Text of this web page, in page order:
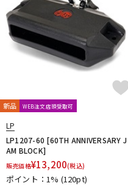
配信/ライブ機器
中古
新品 WEB注文店頭受取可
LP
LP1207-60 [60TH ANNIVERSARY J
AM BLOCK]
販売価格¥13,200(税込)
ポイント：1% (120pt)